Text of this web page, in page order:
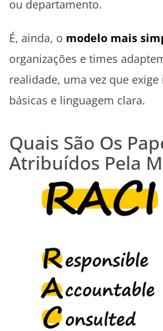
ou departamento.
É, ainda, o modelo mais
organizações e times
realidade, uma vez que
básicas e linguagem clara.
Quais São Os
Atribuídos Pela